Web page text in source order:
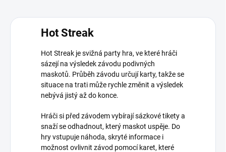
Hot Streak
Hot Streak je svižná party hra, ve které hráči
sázejí na výsledek závodu podivných
maskotů. Průběh závodu určují karty, takže se
situace na trati může rychle změnit a výsledek
nebývá jistý až do konce.
Hráči si před závodem vybírají sázkové tikety a
snaží se odhadnout, který maskot uspěje. Do
hry vstupuje náhoda, skryté informace i
možnost ovlivnit závod pomocí karet, které